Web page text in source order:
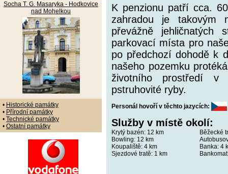
Socha T. G. Masaryka - Hodkovice
nad Mohelkou
• Historické památky
• Přírodní památky
• Technické památky
• Ostatní památky
K penzionu patří cca.
zahradou je takovým
převážně
parkovací místa pro
po předchozí dohodě k
našeho pozemku
životního prostředí v
pstruhovité ryby.
Personál hovoří v těchto jazycích:
Služby v místě okolí:
Krytý bazén: 12 km
Bowling: 12 km
Koupaliště: 4 km
Sjezdové tratě: 1 km
Běžecké
Banka: 4